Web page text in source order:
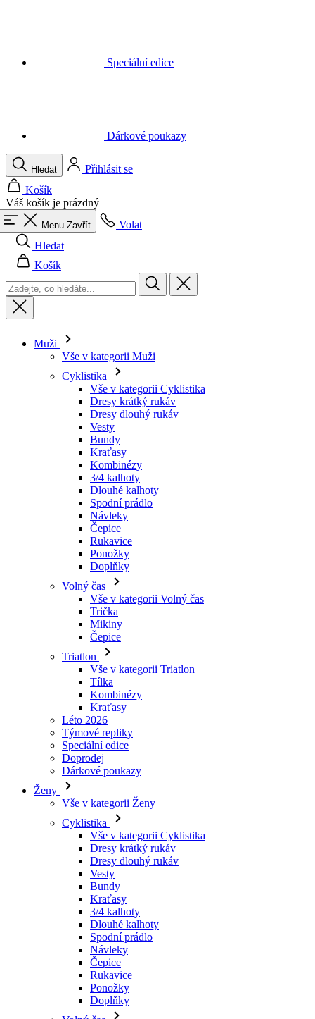
Váš košík je prázdný
Menu Zavřít
Volat
Hledat
Košík
Muži
Vše v kategorii Muži
Dresy dlouhý rukáv
Vesty
Bundy
Kraťasy
Kombinézy
3/4 kalhoty
Dlouhé kalhoty
Spodní prádlo
Návleky
Čepice
Rukavice
Ponožky
Doplňky
Volný čas
Vše v kategorii Volný čas
Trička
Mikiny
Čepice
Triatlon
Vše v kategorii Triatlon
Tílka
Kombinézy
Kraťasy
Léto 2026
Týmové repliky
Speciální edice
Doprodej
Dárkové poukazy
Ženy
Vše v kategorii Ženy
Cyklistika
Vše v kategorii Cyklistika
Dresy dlouhý rukáv
Vesty
Bundy
Kraťasy
3/4 kalhoty
Dlouhé kalhoty
Spodní prádlo
Návleky
Čepice
Rukavice
Ponožky
Doplňky
Volný čas
Vše v kategorii Volný čas
Trička
Mikiny
Čepice